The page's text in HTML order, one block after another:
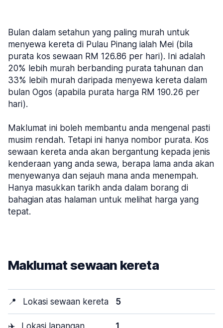
Bulan dalam setahun yang paling murah untuk
menyewa kereta di Pulau Pinang ialah Mei (bila
purata kos sewaan RM 126.86 per hari). Ini adalah
20% lebih murah berbanding purata tahunan dan
33% lebih murah daripada menyewa kereta dalam
bulan Ogos (apabila purata harga RM 190.26 per
hari).
Maklumat ini boleh membantu anda mengenal pasti
musim rendah. Tetapi ini hanya nombor purata. Kos
sewaan kereta anda akan bergantung kepada jenis
kenderaan yang anda sewa, berapa lama anda akan
menyewanya dan sejauh mana anda menempah.
Hanya masukkan tarikh anda dalam borang di
bahagian atas halaman untuk melihat harga yang
tepat.
Maklumat sewaan kereta
📍 Lokasi sewaan kereta 5
✈️ Lokasi lapangan 1